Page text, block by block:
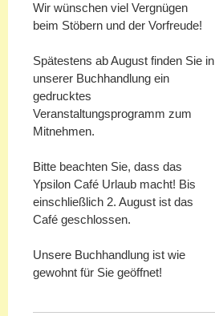
Wir wünschen viel Vergnügen
beim Stöbern und der Vorfreude!
Spätestens ab August finden Sie in
unserer Buchhandlung ein
gedrucktes
Veranstaltungsprogramm zum
Mitnehmen.
Bitte beachten Sie, dass das
Ypsilon Café Urlaub macht! Bis
einschließlich 2. August ist das
Café geschlossen.
Unsere Buchhandlung ist wie
gewohnt für Sie geöffnet!